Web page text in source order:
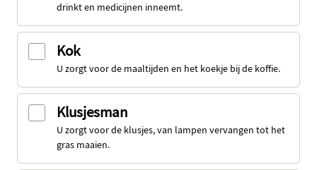
drinkt en medicijnen inneemt.
Kok
U zorgt voor de maaltijden en het koekje bij de koffie.
Klusjesman
U zorgt voor de klusjes, van lampen vervangen tot het
gras maaien.